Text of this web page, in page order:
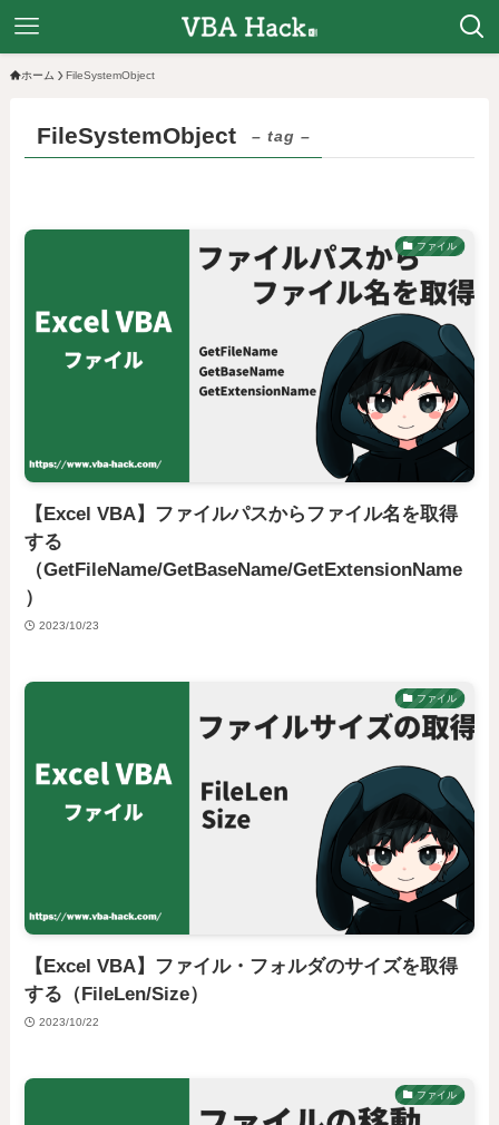
ホーム FileSystemObject
FileSystemObject – tag –
ファイル
【Excel VBA】ファイルパスからファイル名を取得
する
（GetFileName/GetBaseName/GetExtensionName
）
2023/10/23
ファイル
【Excel VBA】ファイル・フォルダのサイズを取得
する（FileLen/Size）
2023/10/22
ファイル